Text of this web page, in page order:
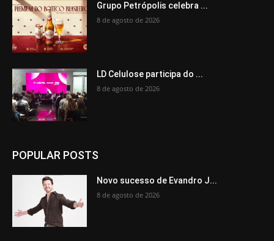
Grupo Petrópolis celebra ...
8 de agosto de 2026
LD Celulose participa do ...
8 de agosto de 2026
POPULAR POSTS
Novo sucesso de Evandro J...
8 de agosto de 2026